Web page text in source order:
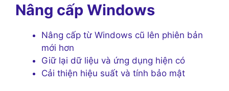
Nâng cấp Windows
Nâng cấp từ Windows cũ lên phiên bản
mới hơn
Giữ lại dữ liệu và ứng dụng hiện có
Cải thiện hiệu suất và tính bảo mật